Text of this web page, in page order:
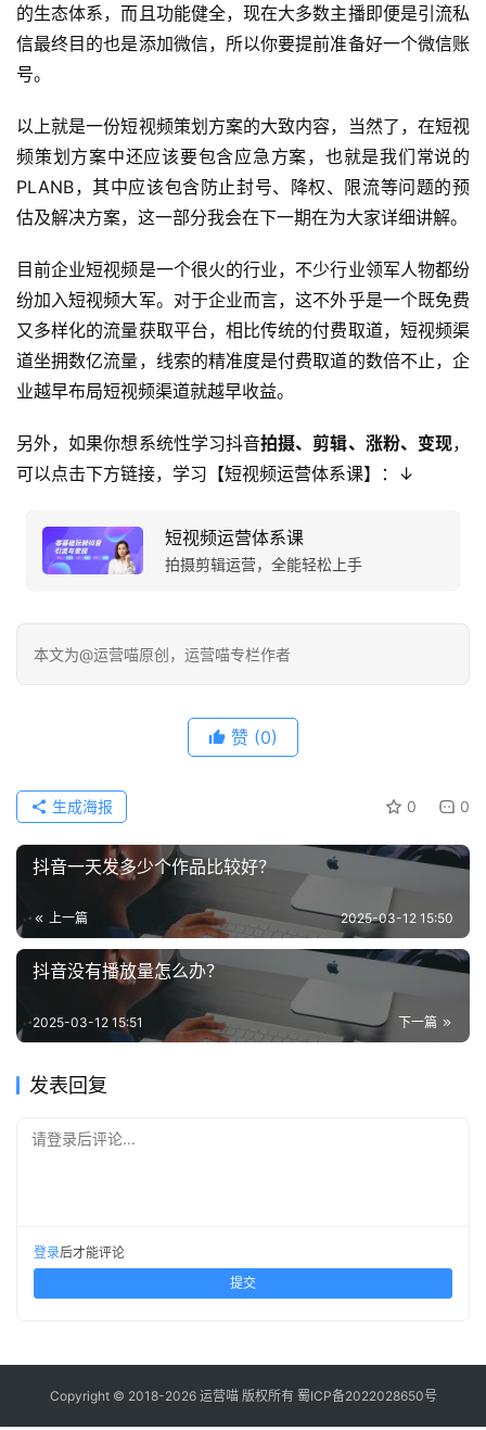
的生态体系，而且功能健全，现在大多数主播即便是引流私
信最终目的也是添加微信，所以你要提前准备好一个微信账
号。
以上就是一份短视频策划方案的大致内容，当然了，在短视
频策划方案中还应该要包含应急方案，也就是我们常说的
PLANB，其中应该包含防止封号、降权、限流等问题的预
估及解决方案，这一部分我会在下一期在为大家详细讲解。
目前企业短视频是一个很火的行业，不少行业领军人物都纷
纷加入短视频大军。对于企业而言，这不外乎是一个既免费
又多样化的流量获取平台，相比传统的付费取道，短视频渠
道坐拥数亿流量，线索的精准度是付费取道的数倍不止，企
业越早布局短视频渠道就越早收益。
另外，如果你想系统性学习抖音拍摄、剪辑、涨粉、变现，
可以点击下方链接，学习【短视频运营体系课】：↓
短视频运营体系课
拍摄剪辑运营，全能轻松上手
本文为@运营喵原创，运营喵专栏作者
赞 (0)
0 0
生成海报
抖音一天发多少个作品比较好？
上一篇 2025-03-12 15:50
抖音没有播放量怎么办？
下一篇
2025-03-12 15:51
发表回复
请登录后评论...
登录后才能评论
提交
Copyright © 2018-2026 运营喵 版权所有 蜀ICP备2022028650号